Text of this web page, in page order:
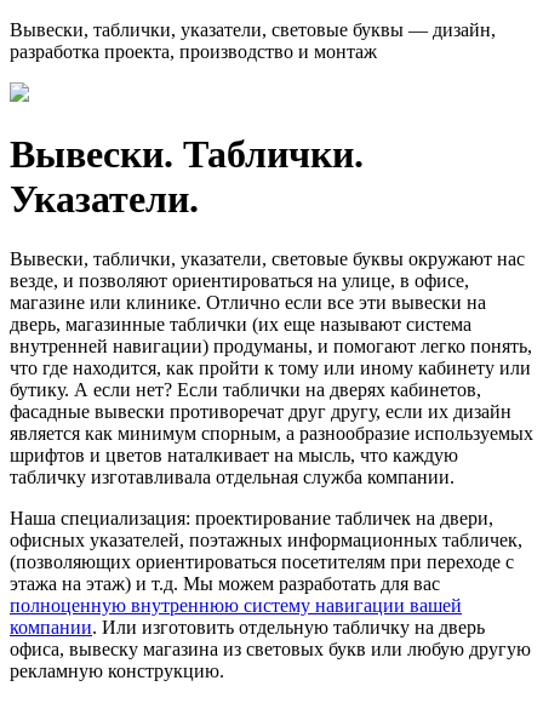
Вывески, таблички, указатели, световые буквы — дизайн,
разработка проекта, производство и монтаж
Вывески. Таблички.
Указатели.
Вывески, таблички, указатели, световые буквы окружают нас
везде, и позволяют ориентироваться на улице, в офисе,
магазине или клинике. Отлично если все эти вывески на
дверь, магазинные таблички (их еще называют система
внутренней навигации) продуманы, и помогают легко понять,
что где находится, как пройти к тому или иному кабинету или
бутику. А если нет? Если таблички на дверях кабинетов,
фасадные вывески противоречат друг другу, если их дизайн
является как минимум спорным, а разнообразие используемых
шрифтов и цветов наталкивает на мысль, что каждую
табличку изготавливала отдельная служба компании.
Наша специализация: проектирование табличек на двери,
офисных указателей, поэтажных информационных табличек,
(позволяющих ориентироваться посетителям при переходе с
этажа на этаж) и т.д. Мы можем разработать для вас
полноценную внутреннюю систему навигации вашей
компании. Или изготовить отдельную табличку на дверь
офиса, вывеску магазина из световых букв или любую другую
рекламную конструкцию.